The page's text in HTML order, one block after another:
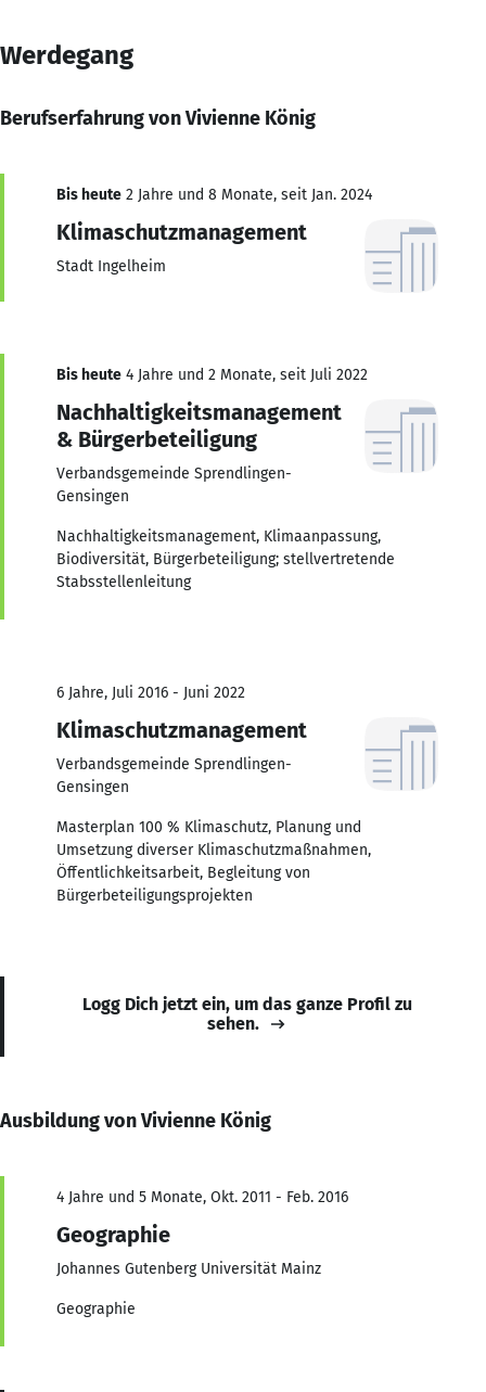
Werdegang
Berufserfahrung von Vivienne König
Bis heute 2 Jahre und 8 Monate, seit Jan. 2024
Klimaschutzmanagement
Stadt Ingelheim
Bis heute 4 Jahre und 2 Monate, seit Juli 2022
Nachhaltigkeitsmanagement
& Bürgerbeteiligung
Verbandsgemeinde Sprendlingen-
Gensingen
Nachhaltigkeitsmanagement, Klimaanpassung,
Biodiversität, Bürgerbeteiligung; stellvertretende
Stabsstellenleitung
6 Jahre, Juli 2016 - Juni 2022
Klimaschutzmanagement
Verbandsgemeinde Sprendlingen-
Gensingen
Masterplan 100 % Klimaschutz, Planung und
Umsetzung diverser Klimaschutzmaßnahmen,
Öffentlichkeitsarbeit, Begleitung von
Bürgerbeteiligungsprojekten
Logg Dich jetzt ein, um das ganze Profil zu
sehen.
Ausbildung von Vivienne König
4 Jahre und 5 Monate, Okt. 2011 - Feb. 2016
Geographie
Johannes Gutenberg Universität Mainz
Geographie